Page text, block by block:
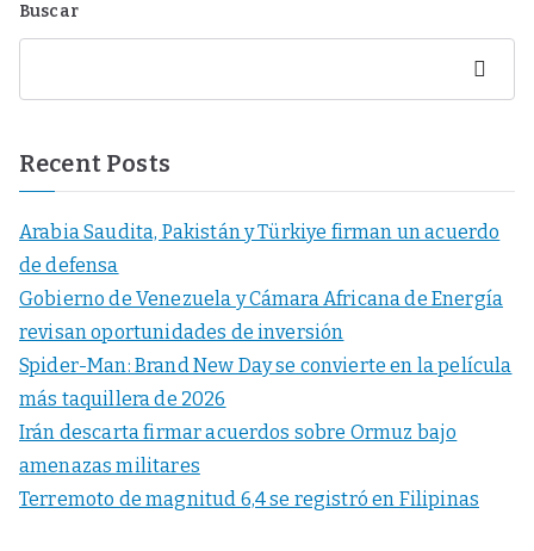
Buscar
Buscar
Recent Posts
Arabia Saudita, Pakistán y Türkiye firman un acuerdo
de defensa
Gobierno de Venezuela y Cámara Africana de Energía
revisan oportunidades de inversión
Spider-Man: Brand New Day se convierte en la película
más taquillera de 2026
Irán descarta firmar acuerdos sobre Ormuz bajo
amenazas militares
Terremoto de magnitud 6,4 se registró en Filipinas